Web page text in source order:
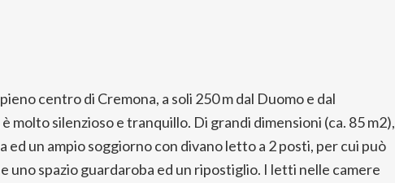
centro di Cremona, a soli 250 m dal Duomo e dal
molto silenzioso e tranquillo. Di grandi dimensioni (ca. 85 m2),
ed un ampio soggiorno con divano letto a 2 posti, per cui può
uno spazio guardaroba ed un ripostiglio. I letti nelle camere